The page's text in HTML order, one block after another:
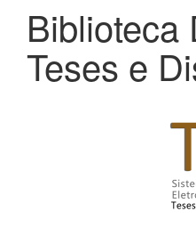
Biblioteca
Teses e